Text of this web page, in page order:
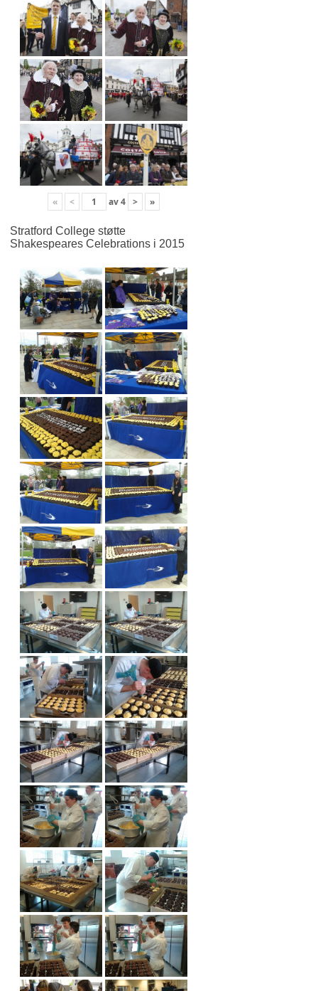
« < av4 > »
Stratford College støtte
Shakespeares Celebrations i 2015